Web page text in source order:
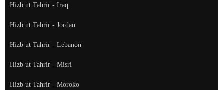
Hizb ut Tahrir - Iraq
Hizb ut Tahrir - Jordan
Hizb ut Tahrir - Lebanon
Hizb ut Tahrir - Misri
Hizb ut Tahrir - Moroko